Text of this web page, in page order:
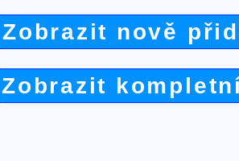
Zobrazit nově
Zobrazit